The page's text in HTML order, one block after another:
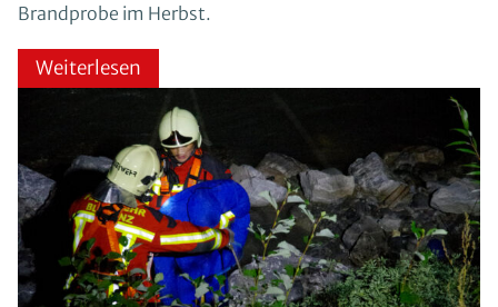
Brandprobe im Herbst.
Weiterlesen